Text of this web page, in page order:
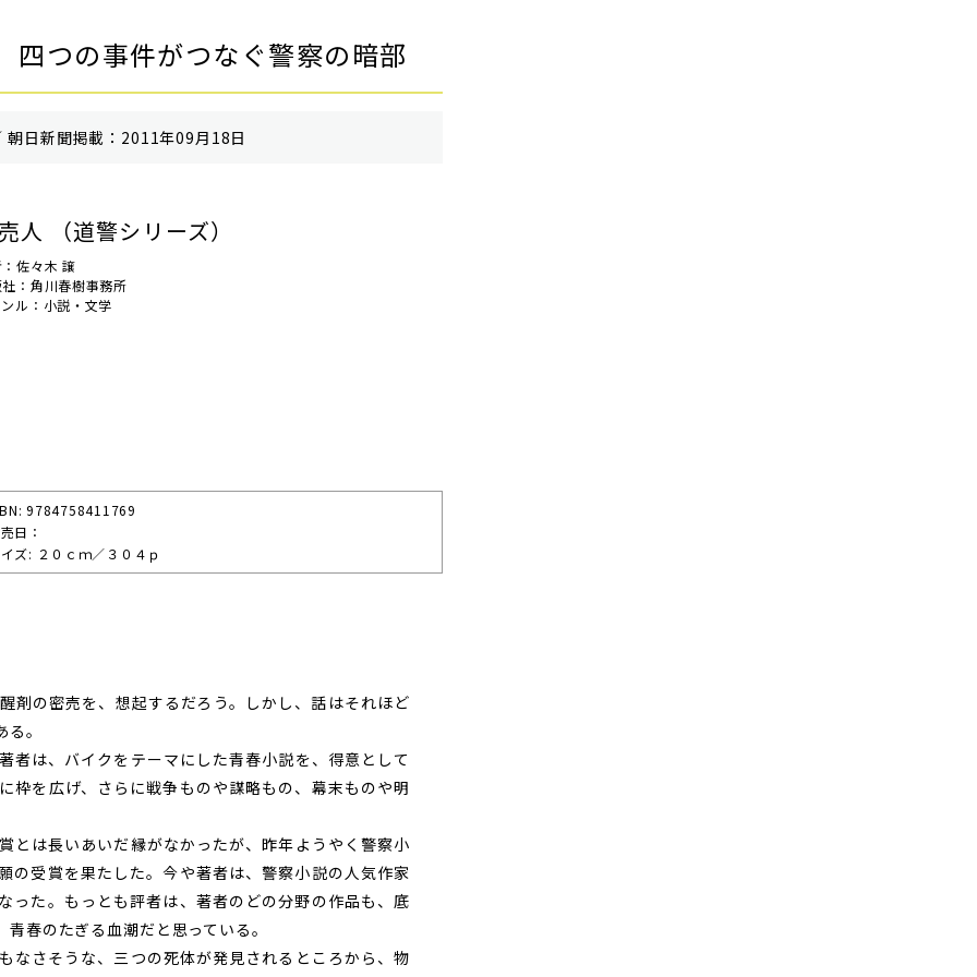
つの事件がつなぐ警察の暗部
朝⽇新聞掲載：2011年09月18日
人 （道警シリーズ）
佐々木 譲
：角川春樹事務所
ル：小説・文学
9784758411769
⽇：
ズ: ２０ｃｍ／３０４ｐ
の密売を、想起するだろう。しかし、話はそれほど
。
は、バイクをテーマにした青春小説を、得意として
枠を広げ、さらに戦争ものや謀略もの、幕末ものや明
は長いあいだ縁がなかったが、昨年ようやく警察小
の受賞を果たした。今や著者は、警察小説の人気作家
った。もっとも評者は、著者のどの分野の作品も、底
春のたぎる血潮だと思っている。
さそうな、三つの死体が発見されるところから、物